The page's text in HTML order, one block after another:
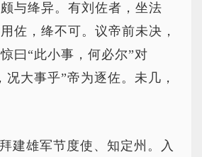
与绛异。有刘佐者，坐法
佐，绛不可。议帝前未决，
曰“此小事，何必尔”对
况大事乎”帝为逐佐。未几，
建雄军节度使、知定州。入